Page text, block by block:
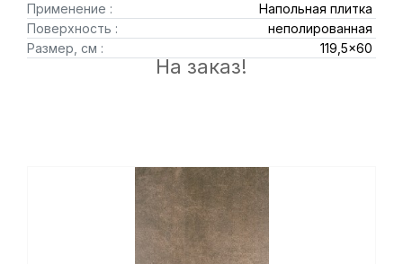
Применение :
Напольная плитка
Поверхность :
неполированная
Размер, см :
119,5x60
На заказ!